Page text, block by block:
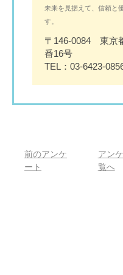
未来を見据えて、信頼と
す。
〒146-0084 東京
番16号
TEL：03-6423-
前のアンケ
ート
アン
覧へ